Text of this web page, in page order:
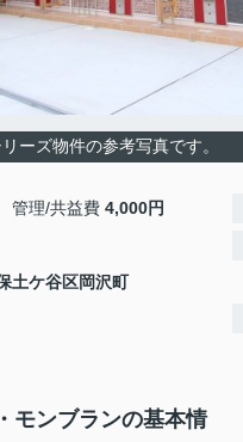
ーズ物件の参考写真です。
管理/共益費 4,000円
土ケ谷区岡沢町
モンブランの基本情